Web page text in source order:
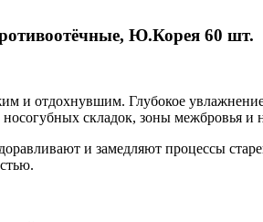
Ю.Корея 60 шт.
и отдохнувшим. Глубокое
складок, зоны межбровья и
и замедляют процессы